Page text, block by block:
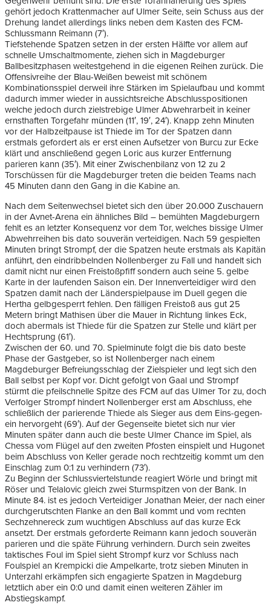
gehört jedoch Krattenmacher auf Ulmer Seite, sein Schuss aus der
Drehung landet allerdings links neben dem Kasten des FCM-
Schlussmann Reimann (7′).
Tiefstehende Spatzen setzen in der ersten Hälfte vor allem auf
schnelle Umschaltmomente, ziehen sich in Magdeburger
Ballbesitzphasen weitestgehend in die eigenen Reihen zurück. Die
Offensivreihe der Blau-Weißen beweist mit schönem
Kombinationsspiel derweil ihre Stärken im Spielaufbau und kommt
dadurch immer wieder in aussichtsreiche Abschlusspositionen
welche jedoch durch zielstrebige Ulmer Abwehrarbeit in keiner
ernsthaften Torgefahr münden (11′, 19′, 24′). Knapp zehn Minuten
vor der Halbzeitpause ist Thiede im Tor der Spatzen dann
erstmals gefordert als er erst einen Aufsetzer von Burcu zur Ecke
klärt und anschließend gegen Loric aus kurzer Entfernung
parieren kann (35′). Mit einer Zwischenbilanz von 12 zu 2
Torschüssen für die Magdeburger treten die beiden Teams nach
45 Minuten dann den Gang in die Kabine an.
Nach dem Seitenwechsel bietet sich den über 20.000 Zuschauern
in der Avnet-Arena ein ähnliches Bild – bemühten Magdeburgern
fehlt es an letzter Konsequenz vor dem Tor, welches bissige Ulmer
Abwehrreihen bis dato souverän verteidigen. Nach 59 gespielten
Minuten bringt Strompf, der die Spatzen heute erstmals als Kapitän
anführt, den eindribbelnden Nollenberger zu Fall und handelt sich
damit nicht nur einen Freistoßpfiff sondern auch seine 5. gelbe
Karte in der laufenden Saison ein. Der Innenverteidiger wird den
Spatzen damit nach der Länderspielpause im Duell gegen die
Hertha gelbgesperrt fehlen. Den fälligen Freistoß aus gut 25
Metern bringt Mathisen über die Mauer in Richtung linkes Eck,
doch abermals ist Thiede für die Spatzen zur Stelle und klärt per
Hechtsprung (61′).
Zwischen der 60. und 70. Spielminute folgt die bis dato beste
Phase der Gastgeber, so ist Nollenberger nach einem
Magdeburger Befreiungsschlag der Zielspieler und legt sich den
Ball selbst per Kopf vor. Dicht gefolgt von Gaal und Strompf
stürmt die pfeilschnelle Spitze des FCM auf das Ulmer Tor zu, doch
Verfolger Strompf hindert Nollenberger erst am Abschluss, ehe
schließlich der parierende Thiede als Sieger aus dem Eins-gegen-
ein hervorgeht (69′). Auf der Gegenseite bietet sich nur vier
Minuten später dann auch die beste Ulmer Chance im Spiel, als
Chessa vom Flügel auf den zweiten Pfosten einspielt und Hugonet
beim Abschluss von Keller gerade noch rechtzeitig kommt um den
Einschlag zum 0:1 zu verhindern (73′).
Zu Beginn der Schlussviertelstunde reagiert Wörle und bringt mit
Röser und Telalovic gleich zwei Sturmspitzen von der Bank. In
Minute 84. ist es jedoch Verteidiger Jonathan Meier, der nach einer
durchgerutschten Flanke an den Ball kommt und vom rechten
Sechzehnereck zum wuchtigen Abschluss auf das kurze Eck
ansetzt. Der erstmals geforderte Reimann kann jedoch souverän
parieren und die späte Führung verhindern. Durch sein zweites
taktisches Foul im Spiel sieht Strompf kurz vor Schluss nach
Foulspiel an Krempicki die Ampelkarte, trotz sieben Minuten in
Unterzahl erkämpfen sich engagierte Spatzen in Magdeburg
letztlich aber ein 0:0 und damit einen weiteren Zähler im
Abstiegskampf.